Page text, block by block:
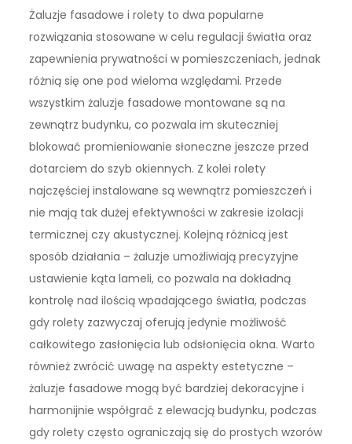
Żaluzje fasadowe i rolety to dwa popularne
rozwiązania stosowane w celu regulacji światła oraz
zapewnienia prywatności w pomieszczeniach, jednak
różnią się one pod wieloma względami. Przede
wszystkim żaluzje fasadowe montowane są na
zewnątrz budynku, co pozwala im skuteczniej
blokować promieniowanie słoneczne jeszcze przed
dotarciem do szyb okiennych. Z kolei rolety
najczęściej instalowane są wewnątrz pomieszczeń i
nie mają tak dużej efektywności w zakresie izolacji
termicznej czy akustycznej. Kolejną różnicą jest
sposób działania – żaluzje umożliwiają precyzyjne
ustawienie kąta lameli, co pozwala na dokładną
kontrolę nad ilością wpadającego światła, podczas
gdy rolety zazwyczaj oferują jedynie możliwość
całkowitego zasłonięcia lub odsłonięcia okna. Warto
również zwrócić uwagę na aspekty estetyczne –
żaluzje fasadowe mogą być bardziej dekoracyjne i
harmonijnie współgrać z elewacją budynku, podczas
gdy rolety często ograniczają się do prostych wzorów